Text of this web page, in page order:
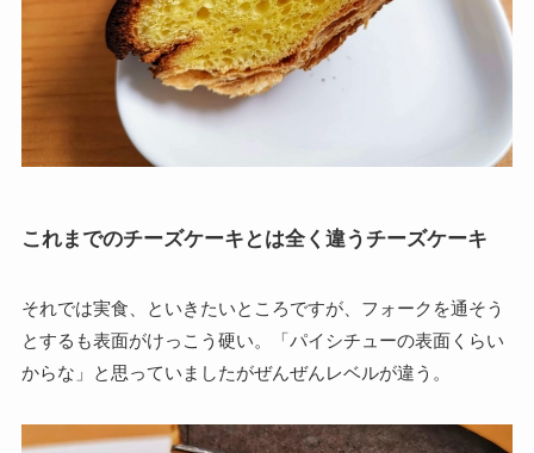
これまでのチーズケーキとは全く違うチーズケーキ
それでは実食、といきたいところですが、フォークを通そう
とするも表面がけっこう硬い。「パイシチューの表面くらい
からな」と思っていましたがぜんぜんレベルが違う。